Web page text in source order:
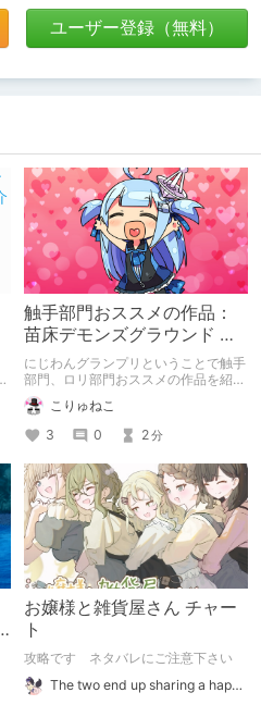
ユーザー登録（無料）
触手部門おススメの作品：
苗床デモンズグラウンド ～
奈落の孕姫～
にじわんグランプリということで触手
部門、ロリ部門おススメの作品を紹介
します。
こりゅねこ
3
0 2分
お嬢様と雑貨屋さん チャー
ト
攻略です ネタバレにご注意下さい
The two end up sharing a happy kiss【二人は幸せな接吻をして終了】